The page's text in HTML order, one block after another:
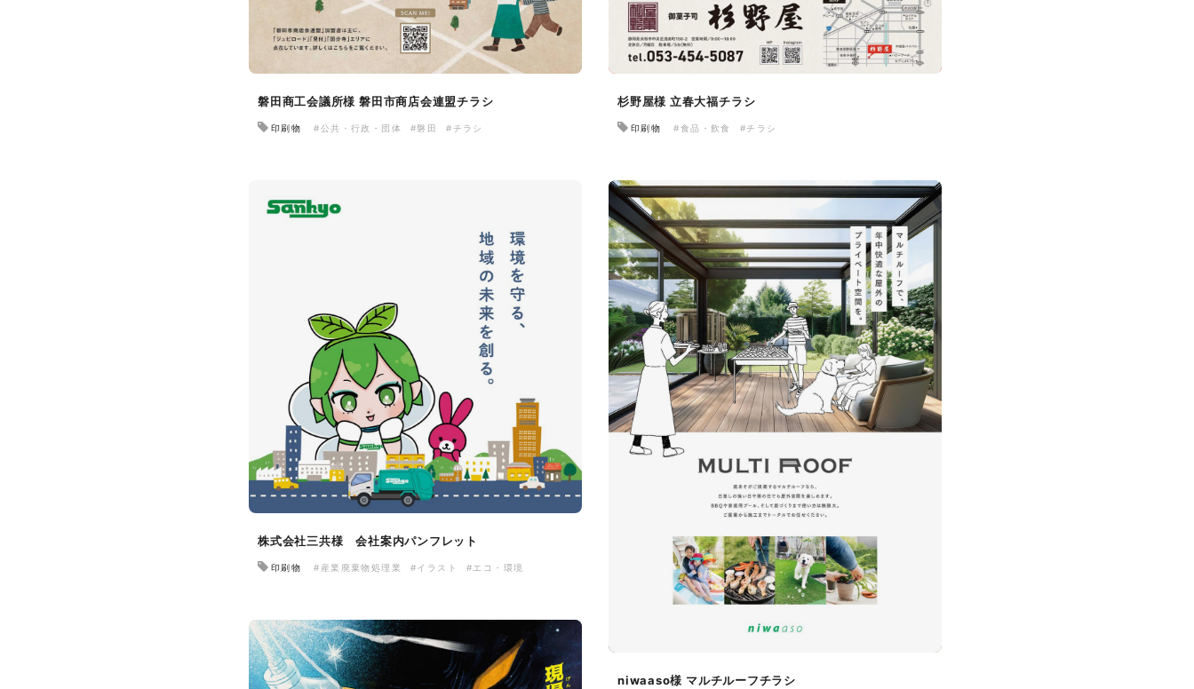
磐田商工会議所様 磐田市商店会連盟チラシ
印刷物 #公共・行政・団体 #磐田 #チラシ
杉野屋様 立春大福チラシ
印刷物 #食品・飲食 #チラシ
株式会社三共様 会社案内パンフレット
印刷物 #産業廃棄物処理業 #イラスト #エコ・環境
niwaaso様 マルチルーフチラシ